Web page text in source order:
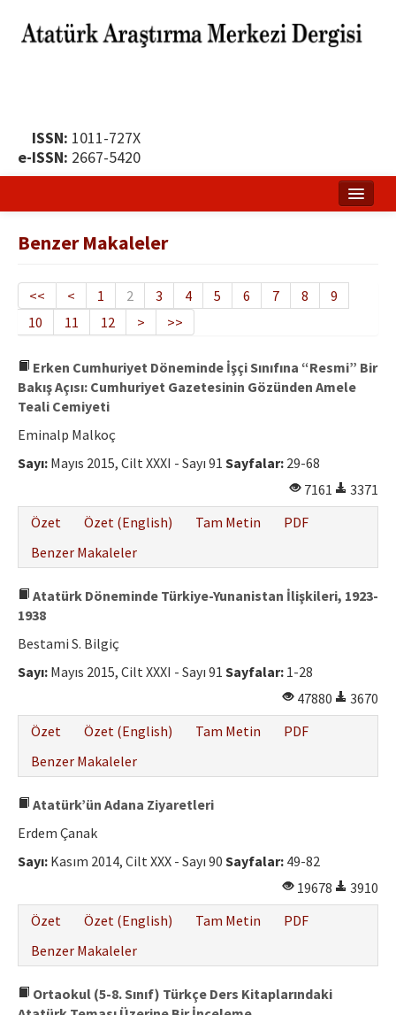
ISSN: 1011-727X
e-ISSN: 2667-5420
Yayın Politikası
Dergi Kurulları
Yayın İlkeleri
Etik İlkeler
Yazar Rehberi
Hakem Rehberi
İletişim
Benzer Makaleler
<< < 1 2 3 4 5 6 7 8
9
10
11 12 > >>
Erken Cumhuriyet Döneminde İşçi Sınıfına “Resmi” Bir
Bakış Açısı: Cumhuriyet Gazetesinin Gözünden Amele
Teali Cemiyeti
Eminalp Malkoç
Sayı: Mayıs 2015, Cilt XXXI - Sayı 91 Sayfalar: 29-68
7161
3371
Özet
Özet (English) Tam Metin
PDF
Benzer Makaleler
Atatürk Döneminde Türkiye-Yunanistan İlişkileri, 1923-
1938
Bestami S. Bilgiç
Sayı: Mayıs 2015, Cilt XXXI - Sayı 91 Sayfalar: 1-28
47880
3670
Özet
Özet (English) Tam Metin
PDF
Benzer Makaleler
Atatürk’ün Adana Ziyaretleri
Erdem Çanak
Sayı: Kasım 2014, Cilt XXX - Sayı 90 Sayfalar: 49-82
19678
3910
Özet
Özet (English) Tam Metin
PDF
Benzer Makaleler
Ortaokul (5-8. Sınıf) Türkçe Ders Kitaplarındaki